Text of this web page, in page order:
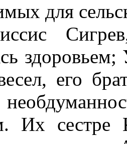
для
Сигрев,
его
Их сестре